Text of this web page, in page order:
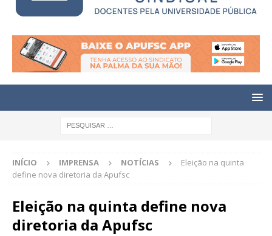
INÍCIO IMPRENSA NOTÍCIAS
Eleição na quinta
define nova diretoria da Apufsc
Eleição na quinta define nova
diretoria da Apufsc